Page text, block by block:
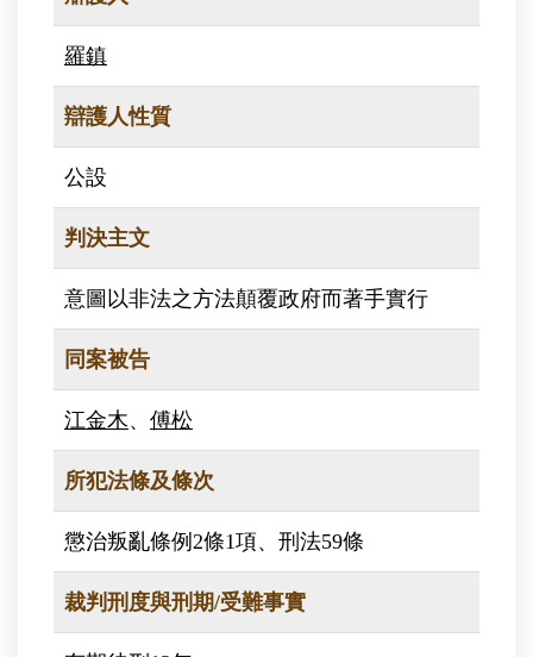
羅鎮
辯護人性質
公設
判決主文
意圖以非法之方法顛覆政府而著手實行
同案被告
江金木、 傅松
所犯法條及條次
懲治叛亂條例2條1項、刑法59條
裁判刑度與刑期/受難事實